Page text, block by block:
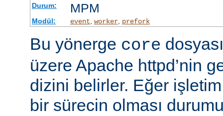
Durum: MPM
Modül: event worker, prefork
Bu yönerge core
üzere Apache httpd’nin
dizini belirler. Eğer
bir sürecin olması